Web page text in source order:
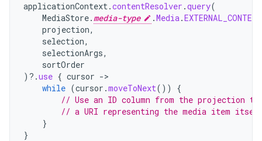
applicationContext.contentResolver .query(
MediaStore.media-type .Media.
projection,
selection,
selectionArgs,
sortOrder
) ?.use { cursor ->
while (cursor .moveToNext())
{
// Use an ID column from the projection to
// a URI representing the media item
}
}